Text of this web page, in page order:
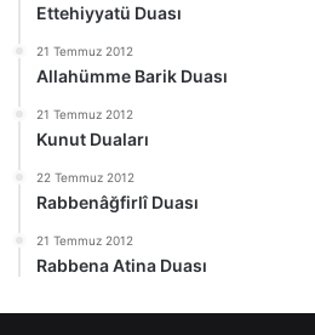
Ettehiyyatü Duası
21 Temmuz 2012
Allahümme Barik Duası
21 Temmuz 2012
Kunut Duaları
22 Temmuz 2012
Rabbenâğfirlî Duası
21 Temmuz 2012
Rabbena Atina Duası